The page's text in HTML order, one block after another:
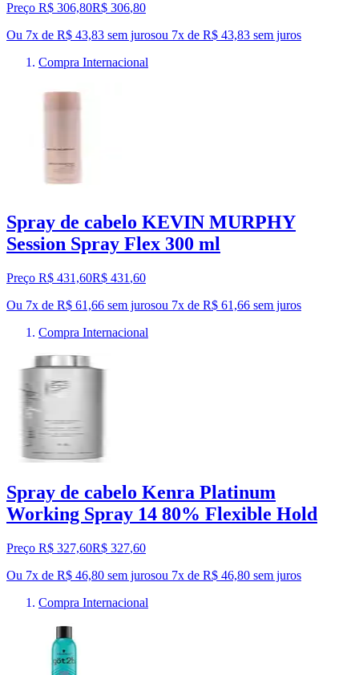
Preço R$ 306,80R$ 306,80
Ou 7x de R$ 43,83 sem jurosou 7x de R$ 43,83 sem juros
Compra Internacional
Spray de cabelo KEVIN MURPHY
Session Spray Flex 300 ml
Preço R$ 431,60R$ 431 ,60
Ou 7x de R$ 61,66 sem jurosou 7x de R$ 61,66 sem juros
Compra Internacional
Spray de cabelo Kenra Platinum
Working Spray 14 80% Flexible Hold
Preço R$ 327,60R$ 327,60
Ou 7x de R$ 46,80 sem jurosou 7x de R$ 46,80 sem juros
Compra Internacional